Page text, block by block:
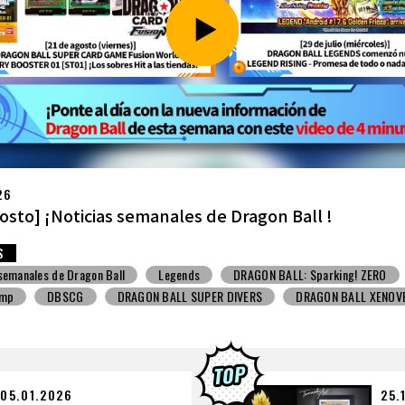
¡Noticias semanales de Dragon Ball !
de Dragon Ball
Snack con juguete V Jump
DBSCG
SUPER DIVERS
DRAGON BALL XENOVERSE ３
Los dibujos de Toyotarou
BANDAI
05.01.2026